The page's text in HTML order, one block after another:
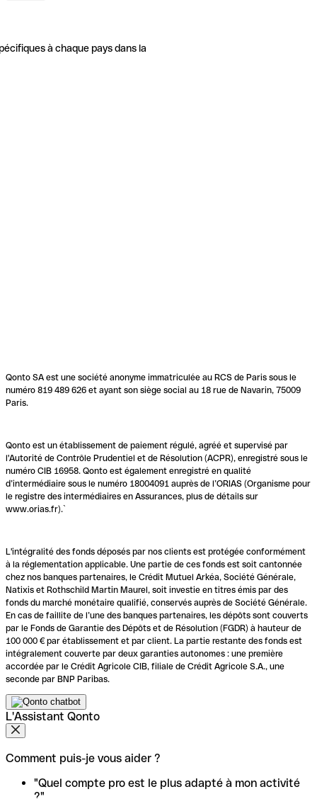
à chaque pays dans la
Qonto SA est une société anonyme immatriculée au RCS de Paris sous le
numéro 819 489 626 et ayant son siège social au 18 rue de Navarin, 75009
Paris.
Qonto est un établissement de paiement régulé, agréé et supervisé par
l'Autorité de Contrôle Prudentiel et de Résolution (ACPR), enregistré sous le
numéro CIB 16958. Qonto est également enregistré en qualité
d’intermédiaire sous le numéro 18004091 auprès de l’ORIAS (Organisme pour
le registre des intermédiaires en Assurances, plus de détails sur
www.orias.fr).`
L'intégralité des fonds déposés par nos clients est protégée conformément
à la réglementation applicable. Une partie de ces fonds est soit cantonnée
chez nos banques partenaires, le Crédit Mutuel Arkéa, Société Générale,
Natixis et Rothschild Martin Maurel, soit investie en titres émis par des
fonds du marché monétaire qualifié, conservés auprès de Société Générale.
En cas de faillite de l’une des banques partenaires, les dépôts sont couverts
par le Fonds de Garantie des Dépôts et de Résolution (FGDR) à hauteur de
100 000 € par établissement et par client. La partie restante des fonds est
intégralement couverte par deux garanties autonomes : une première
accordée par le Crédit Agricole CIB, filiale de Crédit Agricole S.A., une
seconde par BNP Paribas.
L'Assistant Qonto
Comment puis-je vous aider ?
"Quel compte pro est le plus adapté à mon activité